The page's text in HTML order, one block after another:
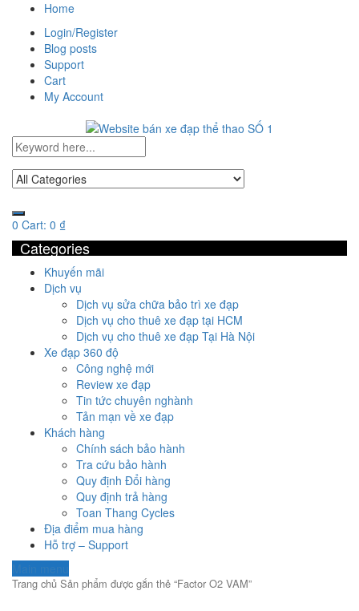
Home
Login/Register
Blog posts
Support
Cart
My Account
0 Cart: 0 ₫
Categories
Khuyến mãi
Dịch vụ
Dịch vụ sửa chữa bảo trì xe đạp
Dịch vụ cho thuê xe đạp tại HCM
Dịch vụ cho thuê xe đạp Tại Hà Nội
Xe đạp 360 độ
Công nghệ mới
Review xe đạp
Tin tức chuyên nghành
Tản mạn về xe đạp
Khách hàng
Chính sách bảo hành
Tra cứu bảo hành
Quy định Đổi hàng
Quy định trả hàng
Toan Thang Cycles
Địa điểm mua hàng
Hỗ trợ – Support
Trang chủ Sản phẩm được gắn thẻ “Factor O2 VAM”